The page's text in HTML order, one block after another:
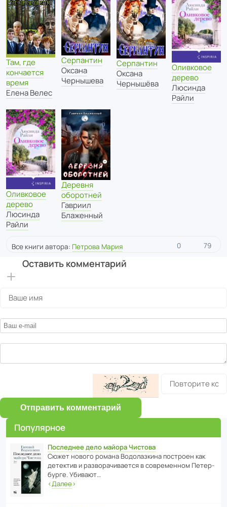
Там, где
кончается
время
Елена Велес
Серпантин
Оксана
Чернышева
Серпантин
Оксана
Чернышёва
Оливковое
дерево
Люсинда
Райли
Оливковое
дерево
Люсинда
Райли
Деревня
оборотней
Гавриил
Блаженный
Все книги автора: Петрова Мария 0 79
Оставить комментарий
Отправить комментарий
Популярное
Последнее дело майора Чистова
Сюжет нового романа Водо­ла­з­кина пост­роен как
дете­ктив и разво­ра­чи­ва­ется в совре­менном Пете­р­
бурге. Убивают…
‹Далее›